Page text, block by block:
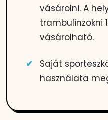
vásárolni. A
trambulinzokni
vásárolható.
Saját
használata